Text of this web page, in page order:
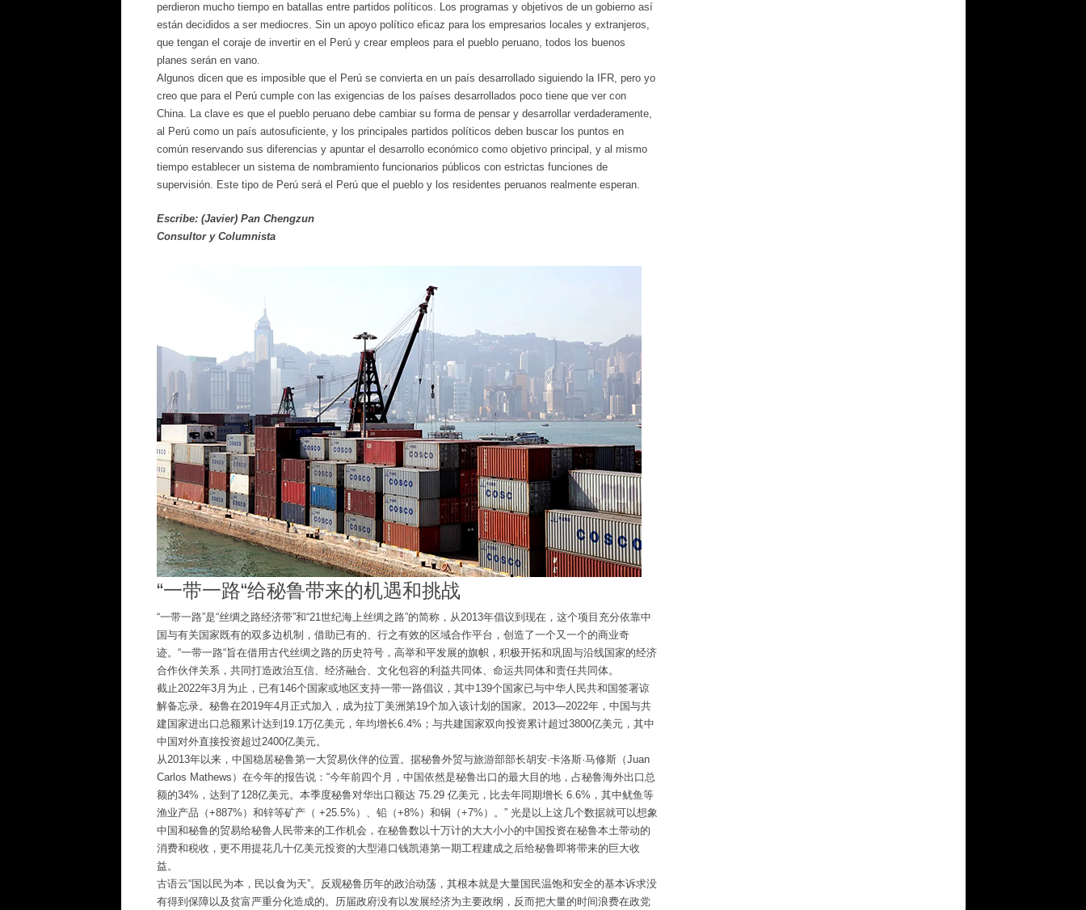
perdieron mucho tiempo en batallas entre partidos políticos. Los programas y objetivos de un gobierno así
están decididos a ser mediocres. Sin un apoyo político eficaz para los empresarios locales y extranjeros,
que tengan el coraje de invertir en el Perú y crear empleos para el pueblo peruano, todos los buenos
planes serán en vano.
Algunos dicen que es imposible que el Perú se convierta en un país desarrollado siguiendo la IFR, pero yo
creo que para el Perú cumple con las exigencias de los países desarrollados poco tiene que ver con
China. La clave es que el pueblo peruano debe cambiar su forma de pensar y desarrollar verdaderamente,
al Perú como un país autosuficiente, y los principales partidos políticos deben buscar los puntos en
común reservando sus diferencias y apuntar el desarrollo económico como objetivo principal, y al mismo
tiempo establecer un sistema de nombramiento funcionarios públicos con estrictas funciones de
supervisión. Este tipo de Perú será el Perú que el pueblo y los residentes peruanos realmente esperan.
Escribe: (Javier) Pan Chengzun
Consultor y Columnista
“一带一路“给秘鲁带来的机遇和挑战
“一带一路”是“丝绸之路经济带”和“21世纪海上丝绸之路”的简称，从2013年倡议到现在，这个项目充分依靠中
国与有关国家既有的双多边机制，借助已有的、行之有效的区域合作平台，创造了一个又一个的商业奇
迹。“一带一路“旨在借用古代丝绸之路的历史符号，高举和平发展的旗帜，积极开拓和巩固与沿线国家的经济
合作伙伴关系，共同打造政治互信、经济融合、文化包容的利益共同体、命运共同体和责任共同体。
截止2022年3月为止，已有146个国家或地区支持一带一路倡议，其中139个国家已与中华人民共和国签署谅
解备忘录。秘鲁在2019年4月正式加入，成为拉丁美洲第19个加入该计划的国家。2013—2022年，中国与共
建国家进出口总额累计达到19.1万亿美元，年均增长6.4%；与共建国家双向投资累计超过3800亿美元，其中
中国对外直接投资超过2400亿美元。
从2013年以来，中国稳居秘鲁第一大贸易伙伴的位置。据秘鲁外贸与旅游部部长胡安·卡洛斯·马修斯（Juan
Carlos Mathews）在今年的报告说：“今年前四个月，中国依然是秘鲁出口的最大目的地，占秘鲁海外出口总
额的34%，达到了128亿美元。本季度秘鲁对华出口额达 75.29 亿美元，比去年同期增长 6.6%，其中鱿鱼等
渔业产品（+887%）和锌等矿产（ +25.5%）、铅（+8%）和铜（+7%）。” 光是以上这几个数据就可以想象
中国和秘鲁的贸易给秘鲁人民带来的工作机会，在秘鲁数以十万计的大大小小的中国投资在秘鲁本土带动的
消费和税收，更不用提花几十亿美元投资的大型港口钱凯港第一期工程建成之后给秘鲁即将带来的巨大收
益。
古语云“国以民为本，民以食为天”。反观秘鲁历年的政治动荡，其根本就是大量国民温饱和安全的基本诉求没
有得到保障以及贫富严重分化造成的。历届政府没有以发展经济为主要政纲，反而把大量的时间浪费在政党